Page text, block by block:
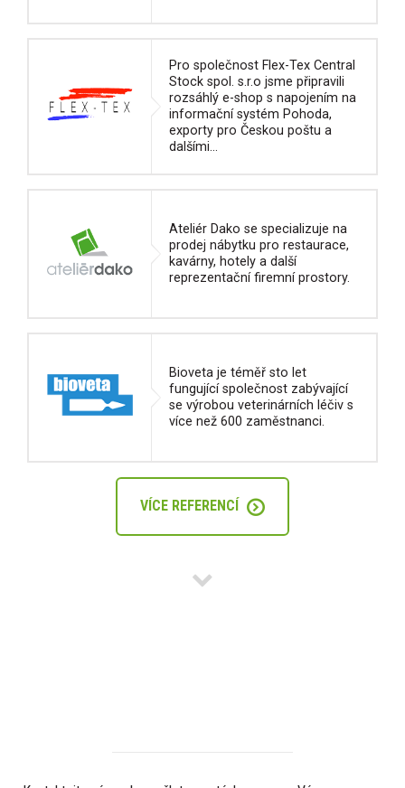
Pro společnost Flex-Tex Central
Stock spol. s.r.o jsme připravili
rozsáhlý e-shop s napojením na
informační systém Pohoda,
exporty pro Českou poštu a
dalšími...
Ateliér Dako se specializuje na
prodej nábytku pro restaurace,
kavárny, hotely a další
reprezentační firemní prostory.
Bioveta je téměř sto let
fungující společnost zabývající
se výrobou veterinárních léčiv s
více než 600 zaměstnanci.
VÍCE REFERENCÍ